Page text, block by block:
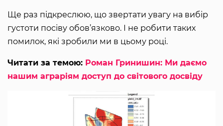
Ще раз підкреслюю, що звертати увагу на вибір
густоти посіву обов’язково. І не робити таких
помилок, які зробили ми в цьому році.
Читати за темою: Роман Гринишин: Ми даємо
нашим аграріям доступ до світового досвіду